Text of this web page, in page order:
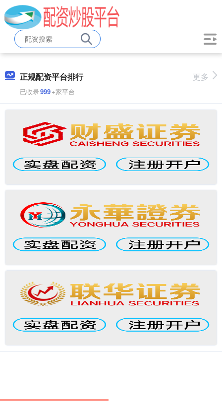
正规配资平台排行
已收录999+家平台
更多